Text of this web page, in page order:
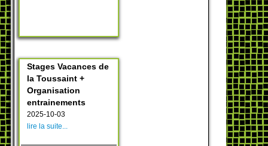
Stages Vacances de
la Toussaint +
Organisation
entrainements
2025-10-03
lire la suite...